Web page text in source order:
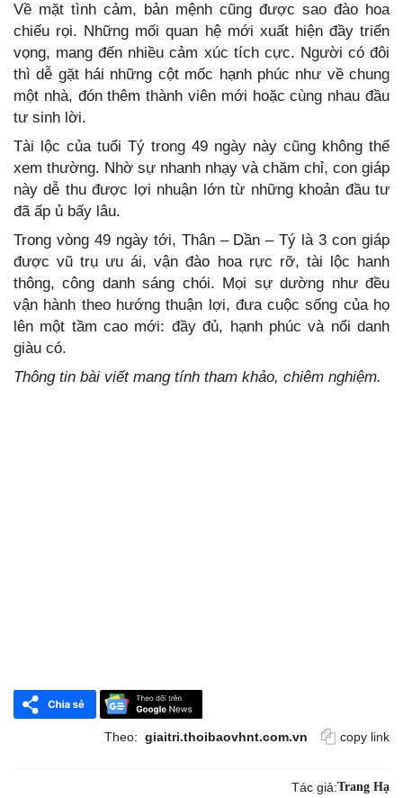
Về mặt tình cảm, bản mệnh cũng được sao đào hoa
chiếu rọi. Những mối quan hệ mới xuất hiện đầy triển
vọng, mang đến nhiều cảm xúc tích cực. Người có đôi
thì dễ gặt hái những cột mốc hạnh phúc như về chung
một nhà, đón thêm thành viên mới hoặc cùng nhau đầu
tư sinh lời.
Tài lộc của tuổi Tý trong 49 ngày này cũng không thể
xem thường. Nhờ sự nhanh nhạy và chăm chỉ, con giáp
này dễ thu được lợi nhuận lớn từ những khoản đầu tư
đã ấp ủ bấy lâu.
Trong vòng 49 ngày tới, Thân – Dần – Tý là 3 con giáp
được vũ trụ ưu ái, vận đào hoa rực rỡ, tài lộc hanh
thông, công danh sáng chói. Mọi sự dường như đều
vận hành theo hướng thuận lợi, đưa cuộc sống của họ
lên một tầm cao mới: đầy đủ, hạnh phúc và nổi danh
giàu có.
Thông tin bài viết mang tính tham khảo, chiêm nghiệm.
Theo: giaitri.thoibaovhnt.com.vn copy link
Tác giả:Trang Hạ